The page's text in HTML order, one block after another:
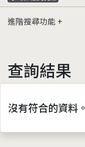
進階搜尋功能
查詢結果
沒有符合的資料。